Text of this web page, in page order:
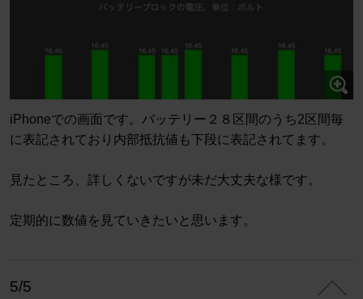
iPhoneでの画面です。バッテリー２８区間のうち2区間毎
に表記されており内部抵抗値も下段に表記されてます。
見たところ、詳しくないですが未だ大丈夫な様です。
定期的に数値を見ていきたいと思います。
5/5